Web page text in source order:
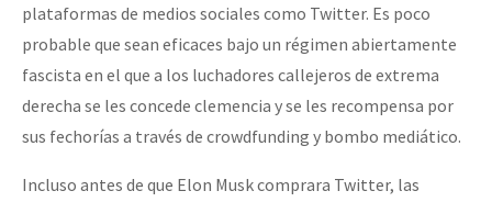
plataformas de medios sociales como Twitter. Es poco
probable que sean eficaces bajo un régimen abiertamente
fascista en el que a los luchadores callejeros de extrema
derecha se les concede clemencia y se les recompensa por
sus fechorías a través de crowdfunding y bombo mediático.
Incluso antes de que Elon Musk comprara Twitter, las